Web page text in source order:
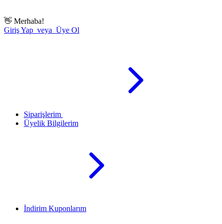
👋 Merhaba!
Giriş Yap veya Üye Ol
Siparişlerim
Üyelik Bilgilerim
İndirim Kuponlarım